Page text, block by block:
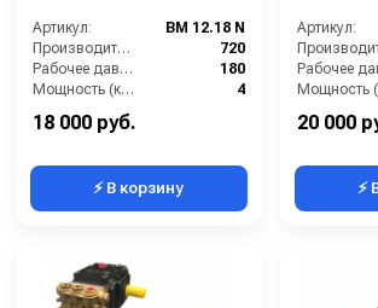
Артикул:
BM 12.18 N
Производительность (л/ч):
720
Рабочее давление (бар):
180
Мощность (кВт):
4
18 000 руб.
⚡ В корзину
Артикул:
20 000
⚡